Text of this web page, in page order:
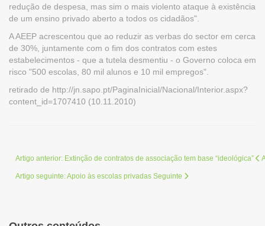
redução de despesa, mas sim o mais violento ataque à existência
de um ensino privado aberto a todos os cidadãos".
A AEEP acrescentou que ao reduzir as verbas do sector em cerca
de 30%, juntamente com o fim dos contratos com estes
estabelecimentos - que a tutela desmentiu - o Governo coloca em
risco "500 escolas, 80 mil alunos e 10 mil empregos".
retirado de http://jn.sapo.pt/PaginaInicial/Nacional/Interior.aspx?
content_id=1707410 (10.11.2010)
Artigo anterior: Extinção de contratos de associação tem base “ideológica”
Artigo seguinte: Apoio às escolas privadas Seguinte